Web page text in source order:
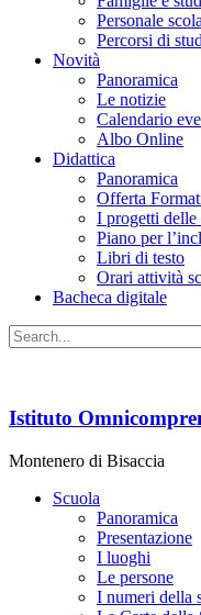
Personale
Percorsi di
Novità
Panoramica
Le notizie
Calendario
Albo Online
Didattica
Panoramica
Offerta
I progetti delle
Piano per
Libri di testo
Orari attività
Bacheca digitale
Istituto
Montenero di Bisaccia
Scuola
Panoramica
Presentazione
I luoghi
Le persone
I numeri della